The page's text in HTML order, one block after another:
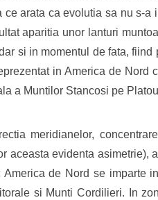
arata ca evolutia sa nu s-a
aparitia unor lanturi
si in momentul de fata, fiind
in America de Nord
a Muntilor Stancosi pe
meridianelor,
aceasta evidenta asimetrie),
de Nord se imparte
si Munti Cordilieri. In